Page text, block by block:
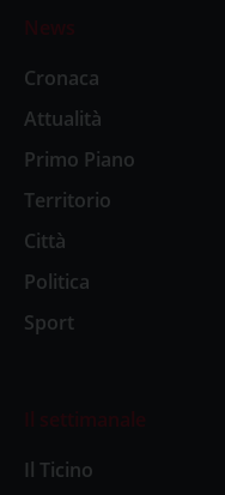
News
Cronaca
Attualità
Primo Piano
Territorio
Città
Politica
Sport
Il settimanale
Il Ticino